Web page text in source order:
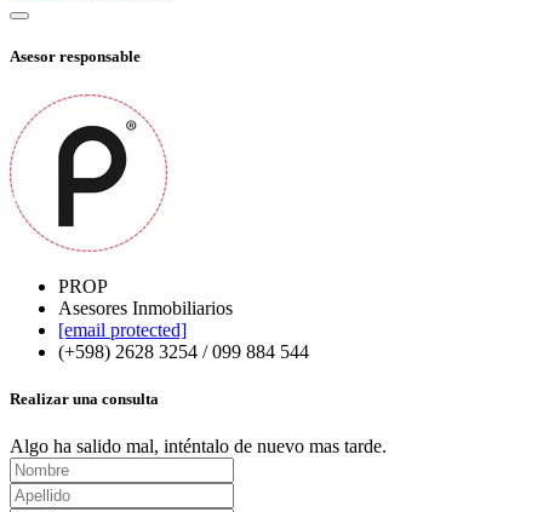
Asesor responsable
PROP
Asesores Inmobiliarios
[email protected]
(+598) 2628 3254 / 099 884 544
Realizar una consulta
Algo ha salido mal, inténtalo de nuevo mas tarde.